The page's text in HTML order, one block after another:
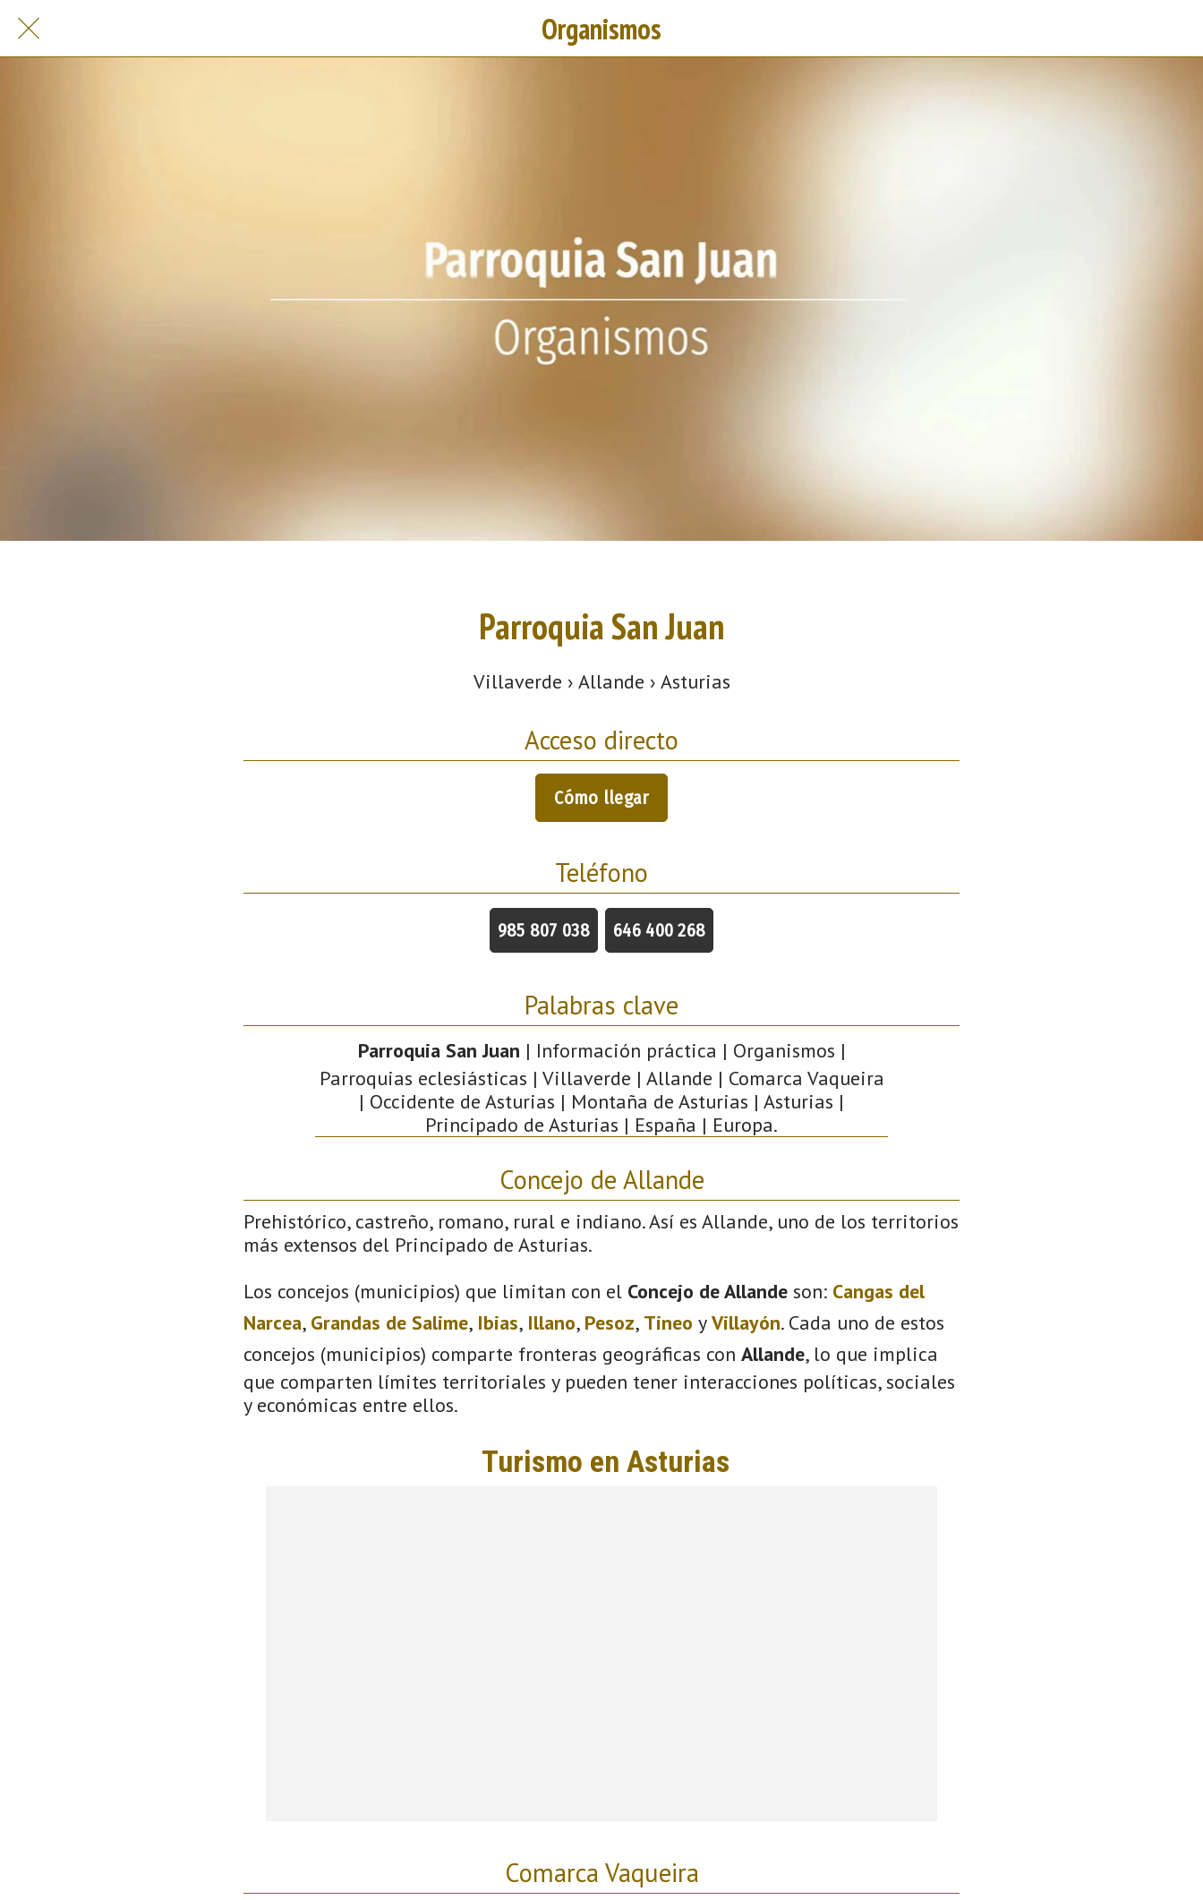
Organismos
Parroquia San Juan
Villaverde › Allande › Asturias
Acceso directo
Cómo llegar
Teléfono
985 807 038 646 400 268
Palabras clave
Parroquia San Juan | Información práctica | Organismos |
Parroquias eclesiásticas | Villaverde | Allande | Comarca Vaqueira
| Occidente de Asturias | Montaña de Asturias | Asturias |
Principado de Asturias | España | Europa.
Concejo de Allande
Prehistórico, castreño, romano, rural e indiano. Así es Allande, uno de los territorios
más extensos del Principado de Asturias.
Los concejos (municipios) que limitan con el Concejo de Allande son: Cangas del
Narcea, Grandas de Salime, Ibias, Illano, Pesoz, Tineo yVillayón. Cada uno de estos
concejos (municipios) comparte fronteras geográficas con Allande, lo que implica
que comparten límites territoriales y pueden tener interacciones políticas, sociales
y económicas entre ellos.
Comarca Vaqueira